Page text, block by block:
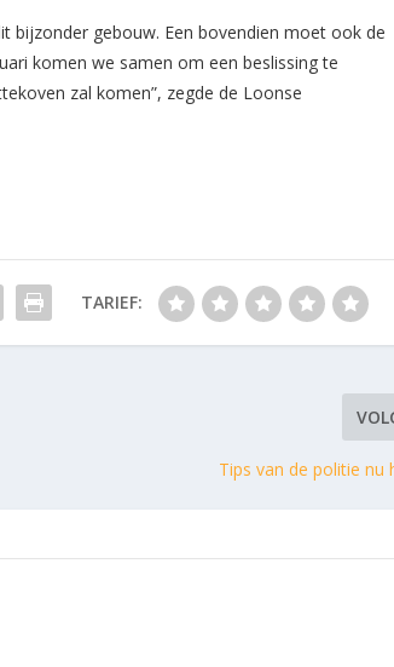
bijzonder gebouw. Een bovendien moet ook de
komen we samen om een beslissing te
zal komen”, zegde de Loonse
TARIEF:
Tips van de politie nu